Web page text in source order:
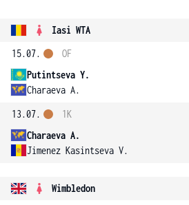
Iasi WTA
15.07.
Putintseva Y.
Charaeva A.
OF
13.07.
Charaeva A.
Jimenez Kasintseva V.
1K
Wimbledon